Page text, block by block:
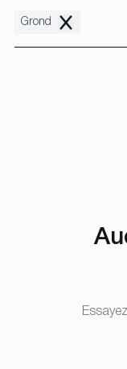
Grond
Remove